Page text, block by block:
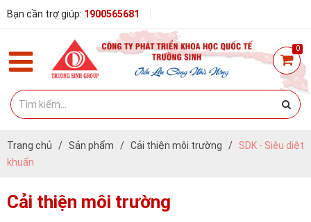
Bạn cần trợ giúp: 1900565681
0
Trang chủ / Sản phẩm / Cải thiện môi trường /
SDK - Siêu diệt
khuẩn
Cải thiện môi trường